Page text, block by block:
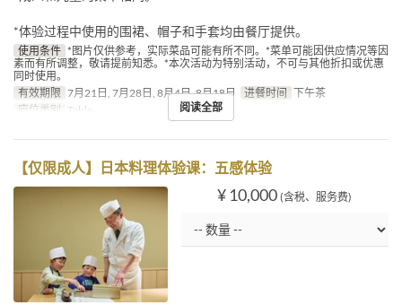
*体验过程中使用的围裙、帽子和手套均由餐厅提供。
使用条件 *图片仅供参考，实际菜品可能有所不同。*菜单可能因供应情况等因
素而有所调整，敬请提前知悉。*本次活动为特别活动，不可与其他折扣或优惠
同时使用。
有效期限 7月21日, 7月28日, 8月4日, 8月18日 进餐时间 下午茶
座位类别 Table 阅读全部
【仅限成人】日本料理体验课：五感体验
¥ 10,000 (含税、服务费)